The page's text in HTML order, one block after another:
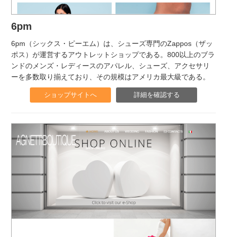
6pm
6pm（シックス・ピーエム）は、シューズ専門のZappos（ザッ
ポス）が運営するアウトレットショップである。800以上のブラ
ンドのメンズ・レディースのアパレル、シューズ、アクセサリ
ーを多数取り揃えており、その規模はアメリカ最大級である。
ショップサイトへ 詳細を確認する